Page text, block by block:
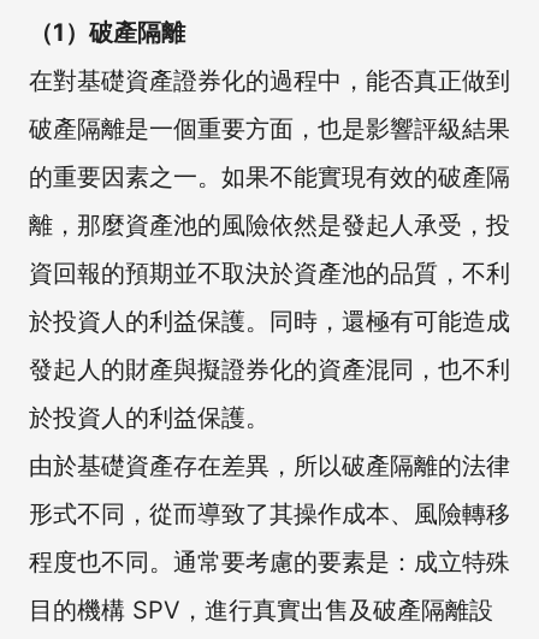
（1）破產隔離
在對基礎資產證券化的過程中，能否真正做到
破產隔離是一個重要方面，也是影響評級結果
的重要因素之一。如果不能實現有效的破產隔
離，那麼資產池的風險依然是發起人承受，投
資回報的預期並不取決於資產池的品質，不利
於投資人的利益保護。同時，還極有可能造成
發起人的財產與擬證券化的資產混同，也不利
於投資人的利益保護。
由於基礎資產存在差異，所以破產隔離的法律
形式不同，從而導致了其操作成本、風險轉移
程度也不同。通常要考慮的要素是：成立特殊
目的機構 SPV，進行真實出售及破產隔離設